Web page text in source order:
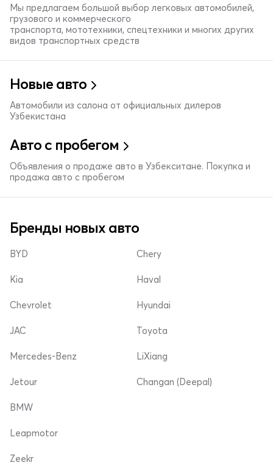
Мы предлагаем большой выбор легковых автомобилей,
грузового и коммерческого
транспорта, мототехники, спецтехники и многих других
видов транспортных средств
Новые авто
Автомобили из салона от официальных дилеров
Узбекистана
Авто с пробегом
Объявления о продаже авто в Узбекситане. Покупка и
продажа авто с пробегом
Бренды новых авто
BYD
Kia
Chevrolet
Chery
Haval
Hyundai
JAC
Mercedes-Benz
Jetour
Toyota
LiXiang
Changan (Deepal)
BMW
Leapmotor
Zeekr